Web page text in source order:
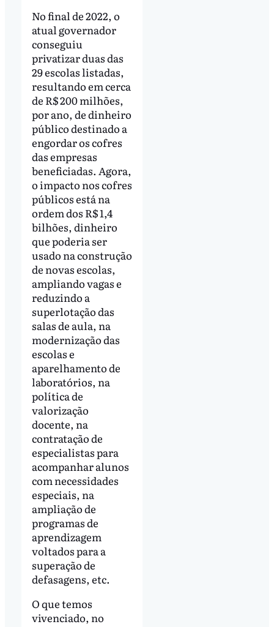
No final de 2022, o
atual governador
conseguiu
privatizar duas das
29 escolas listadas,
resultando em cerca
de R$ 200 milhões,
por ano, de dinheiro
público destinado a
engordar os cofres
das empresas
beneficiadas. Agora,
o impacto nos cofres
públicos está na
ordem dos R$ 1,4
bilhões, dinheiro
que poderia ser
usado na construção
de novas escolas,
ampliando vagas e
reduzindo a
superlotação das
salas de aula, na
modernização das
escolas e
aparelhamento de
laboratórios, na
política de
valorização
docente, na
contratação de
especialistas para
acompanhar alunos
com necessidades
especiais, na
ampliação de
programas de
aprendizagem
voltados para a
superação de
defasagens, etc.
O que temos
vivenciado, no